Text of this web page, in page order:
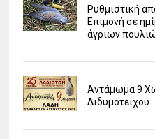
Ρυθμιστική
Επιμονή σε
άγριων
Αντάμωμα 9
Διδυμοτείχου